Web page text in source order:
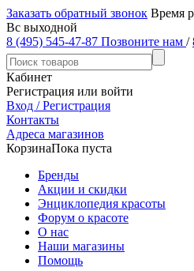
Заказать обратный звонок Время
Вс выходной
8 (495) 545-47-87 Позвоните нам /
Кабинет
Регистрация или войти
Вход / Регистрация
Контакты
Адреса магазинов
КорзинаПока пуста
Бренды
Акции и скидки
Энциклопедия красоты
Форум о красоте
О нас
Наши магазины
Помощь